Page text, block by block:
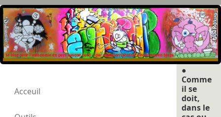
Acceuil
●
Comme
il se
doit,
dans le